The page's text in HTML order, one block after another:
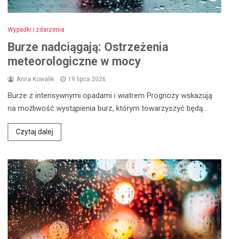
Wypadki i zdarzenia
Burze nadciągają: Ostrzeżenia
meteorologiczne w mocy
Anna Kowalik 19 lipca 2026
Burze z intensywnymi opadami i wiatrem Prognozy wskazują
na możliwość wystąpienia burz, którym towarzyszyć będą…
Czytaj dalej